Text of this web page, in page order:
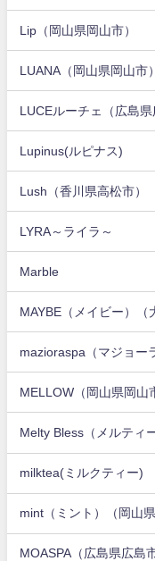
Lip（岡山県岡山市）
LUANA（岡山県岡山市）
LUCEルーチェ（広島県
Lupinus(ルピナス)
Lush（香川県高松市）
LYRA～ライラ～
Marble
MAYBE（メイビー）（
mazioraspa（マジョー
MELLOW（岡山県岡山
Melty Bless（メルティ
milktea(ミルクティー)
mint（ミント）（岡山県
MOASPA（広島県広島